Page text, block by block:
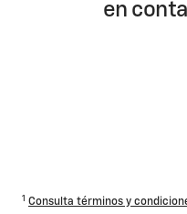
en
1 Consulta términos y